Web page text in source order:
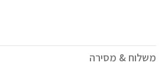
משלוח & מסירה